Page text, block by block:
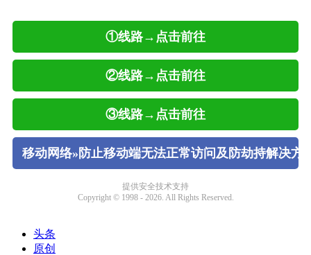
头条
原创